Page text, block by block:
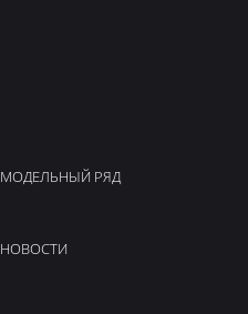
МОДЕЛЬНЫЙ РЯД
НОВОСТИ